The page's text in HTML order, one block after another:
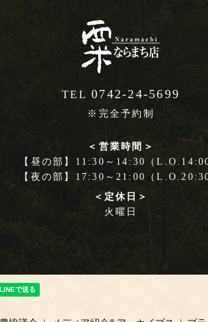
TEL0742-24-5699
※完全予約制
＜営業時間＞
【昼の部】11:30～14:30（L.O.14:00
【夜の部】17:30～21:00（L.O.20:30
＜定休日＞
火曜日